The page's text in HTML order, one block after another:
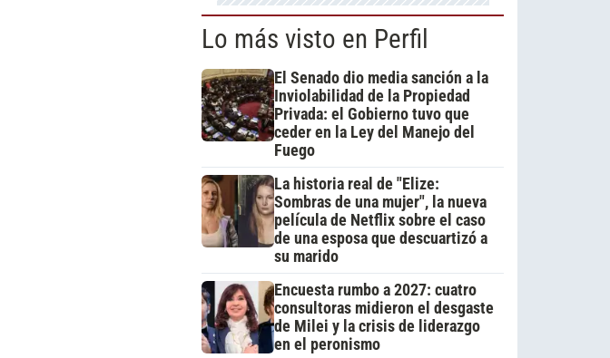
Lo más visto en Perfil
El Senado dio media sanción a la
Inviolabilidad de la Propiedad
Privada: el Gobierno tuvo que
ceder en la Ley del Manejo del
Fuego
La historia real de "Elize:
Sombras de una mujer", la nueva
película de Netflix sobre el caso
de una esposa que descuartizó a
su marido
Encuesta rumbo a 2027: cuatro
consultoras midieron el desgaste
de Milei y la crisis de liderazgo
en el peronismo